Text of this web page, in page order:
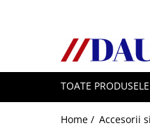
Toate Produsele
Bullbare, Suporti lumini
Accesorii inox
TOATE PRODUSELE
Home / Accesorii